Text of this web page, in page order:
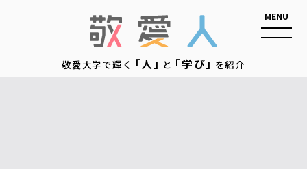
敬愛大学で輝く「人」と「学び」を紹介